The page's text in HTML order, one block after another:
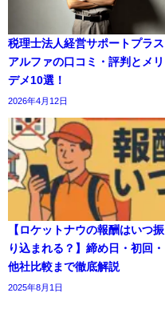
税理士法人経営サポートプラス
アルファの口コミ・評判とメリ
デメ10選！
2026年4月12日
【ロケットナウの報酬はいつ振
り込まれる？】締め日・初回・
他社比較まで徹底解説
2025年8月1日